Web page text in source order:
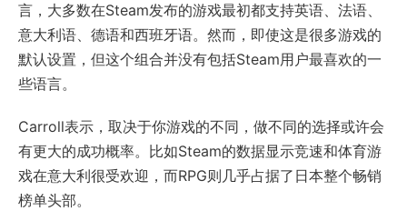
言，大多数在Steam发布的游戏最初都支持英语、法语、
意大利语、德语和西班牙语。然而，即使这是很多游戏的
默认设置，但这个组合并没有包括Steam用户最喜欢的一
些语言。
Carroll表示，取决于你游戏的不同，做不同的选择或许会
有更大的成功概率。比如Steam的数据显示竞速和体育游
戏在意大利很受欢迎，而RPG则几乎占据了日本整个畅销
榜单头部。